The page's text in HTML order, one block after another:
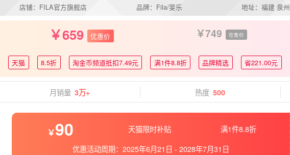
店铺：FILA官方旗舰店 品牌：Fila/斐乐 地址：福建 泉州
659 优惠价 749 在售价
天猫 8.5折 淘金币频道抵扣7.49元 满1件8.8折 品牌精选 省221.00元
月销量 3万+ 热度 500
90 天猫限时补贴
满1件8.8折
优惠活动周期： 2025年6月21日 - 2028年7月31日